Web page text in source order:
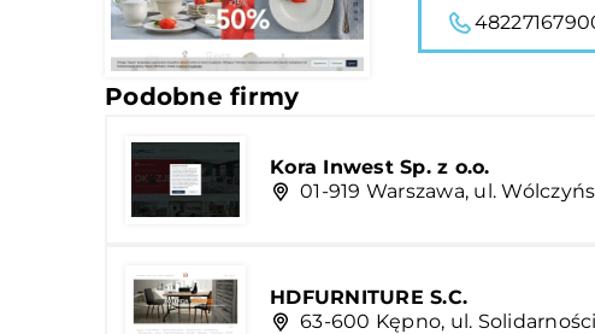
Podobne firmy
Kora Inwest Sp. z o.o.
01-919 Warszawa, ul.
HDFURNITURE S.C.
63-600 Kępno, ul.